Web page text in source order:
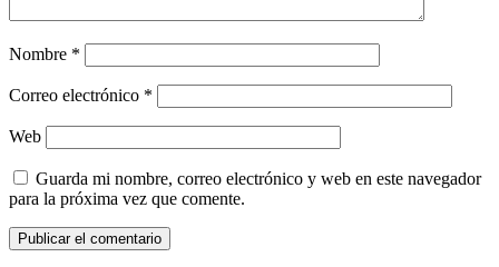
Nombre *
Correo electrónico *
Web
Guarda mi nombre, correo electrónico y web en este navegador
para la próxima vez que comente.